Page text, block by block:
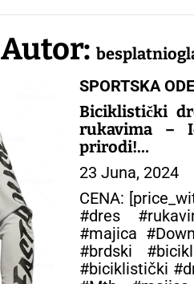
Autor:
SPORTSKA
Biciklistički
rukavima –
prirodi!
– SPORTSKA
23 Juna, 2024
CENA:
#dres
#majica
#brdski
#biciklistički